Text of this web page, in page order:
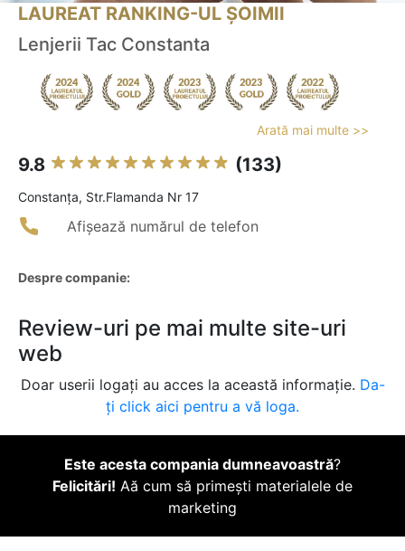
LAUREAT RANKING-UL ȘOIMII
Lenjerii Tac Constanta
Arată mai multe >>
9.8 (133)
Constanţa, Str.Flamanda Nr 17
Afișează numărul de telefon
Despre companie:
Review-uri pe mai multe site-uri
web
Doar userii logați au acces la această informație. Da-
ți click aici pentru a vă loga.
Este acesta compania dumneavoastră?
Felicitări! Aă cum să primești materialele de
marketing